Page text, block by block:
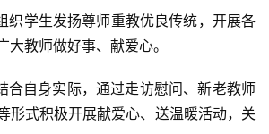
织学生发扬尊师重教优良传统，开展各
大教师做好事、献爱心。
合自身实际，通过走访慰问、新老教师
形式积极开展献爱心、送温暖活动，关